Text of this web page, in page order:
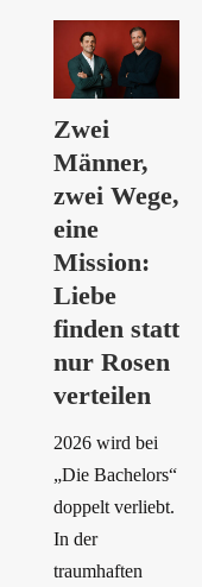
Zwei
Männer,
zwei Wege,
eine
Mission:
Liebe
finden statt
nur Rosen
verteilen
2026 wird bei
„Die Bachelors“
doppelt verliebt.
In der
traumhaften